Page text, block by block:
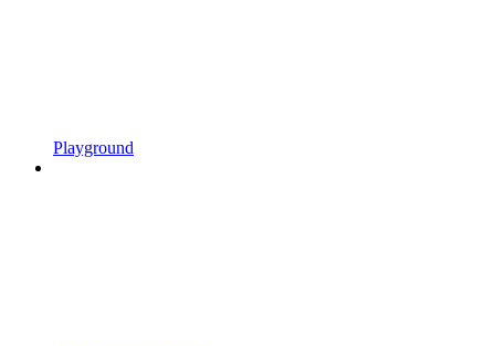
Playground